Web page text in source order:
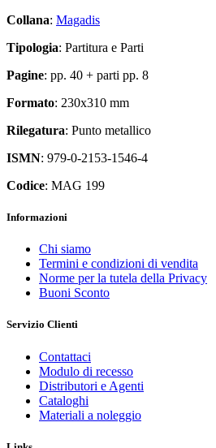
Collana: Magadis
Tipologia: Partitura e Parti
Pagine: pp. 40 + parti pp. 8
Formato: 230x310 mm
Rilegatura: Punto metallico
ISMN: 979-0-2153-1546-4
Codice: MAG 199
Informazioni
Chi siamo
Termini e condizioni di vendita
Norme per la tutela della Privacy
Buoni Sconto
Servizio Clienti
Contattaci
Modulo di recesso
Distributori e Agenti
Cataloghi
Materiali a noleggio